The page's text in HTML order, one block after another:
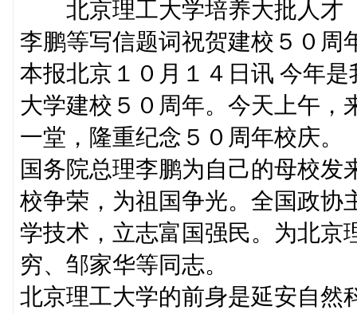
北京理工大学培养大批人才
李鹏等写信题词祝贺建校５０周
本报北京１０月１４日讯 今年
大学建校５０周年。今天上午，
一堂，隆重纪念５０周年校庆。
国务院总理李鹏为自己的母校
校争荣，为祖国争光。全国政协
学技术，立志富国强民。为北京
穷、邹家华等同志。
北京理工大学的前身是延安自然